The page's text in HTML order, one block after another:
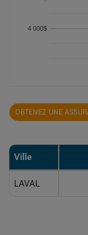
4 000$
OBTENEZ UNE
Ville
LAVAL